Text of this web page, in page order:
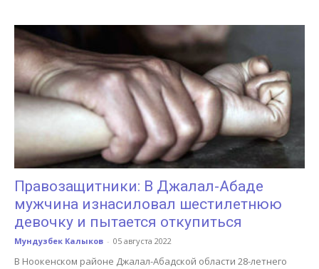
Правозащитники: В Джалал-Абаде
мужчина изнасиловал шестилетнюю
девочку и пытается откупиться
Мундузбек Калыков - 05 августа 2022
В Ноокенском районе Джалал-Абадской области 28-летнего